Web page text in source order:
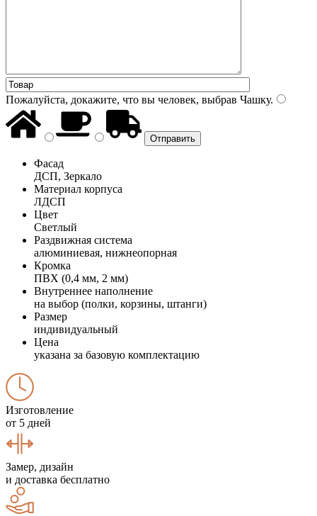
Пожалуйста, докажите, что вы человек, выбрав Чашку.
Фасад
ДСП, Зеркало
Материал корпуса
ЛДСП
Цвет
Светлый
Раздвижная система
алюминиевая, нижнеопорная
Кромка
ПВХ (0,4 мм, 2 мм)
Внутреннее наполнение
на выбор (полки, корзины, штанги)
Размер
индивидуальный
Цена
указана за базовую комплектацию
Изготовление
от 5 дней
Замер, дизайн
и доставка бесплатно